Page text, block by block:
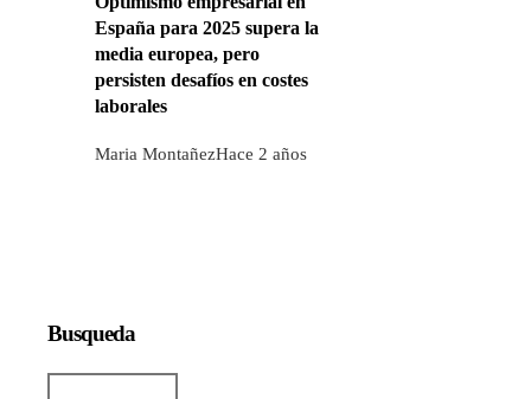
España para 2025 supera la
media europea, pero
persisten desafíos en costes
laborales
Maria MontañezHace 2 años
Busqueda